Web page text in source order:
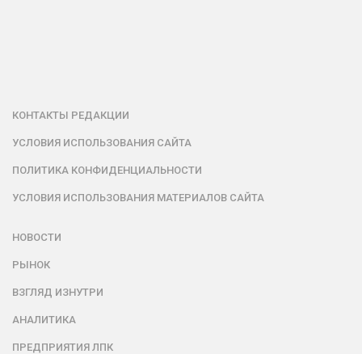
КОНТАКТЫ РЕДАКЦИИ
УСЛОВИЯ ИСПОЛЬЗОВАНИЯ САЙТА
ПОЛИТИКА КОНФИДЕНЦИАЛЬНОСТИ
УСЛОВИЯ ИСПОЛЬЗОВАНИЯ МАТЕРИАЛОВ САЙТА
НОВОСТИ
РЫНОК
ВЗГЛЯД ИЗНУТРИ
АНАЛИТИКА
ПРЕДПРИЯТИЯ ЛПК